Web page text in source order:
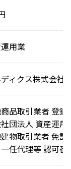
用業
ィクス株式会社
品取引業者 登
団法人 資産運用
物取引業者 免
任代理等 認可